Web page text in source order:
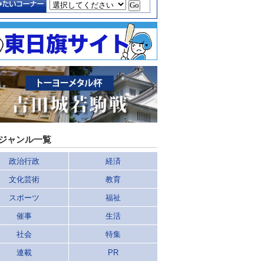
ャンル一覧
政治行政 経済
文化芸術 教育
スポーツ 福祉
催事 生活
社会 特集
連載 PR